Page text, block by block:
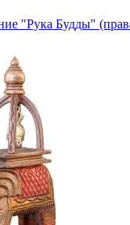
"Рука Будды"